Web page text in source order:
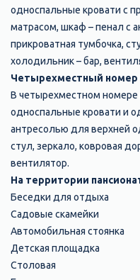
односпальные кровати с
матрасом, шкаф – пенал с
прикроватная тумбочка,
холодильник – бар,
Четырехместный номер
В четырехместном
односпальные кровати и
антресолью для верхней
стул, зеркало, ковровая
вентилятор.
На территории
Беседки для отдыха
Садовые скамейки
Автомобильная стоянка
Детская площадка
Столовая